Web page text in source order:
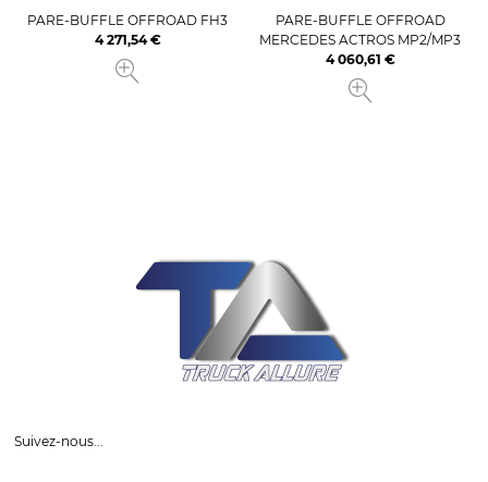
PARE-BUFFLE OFFROAD FH3
Prix
4 271,54 €
PARE-BUFFLE OFFROAD
MERCEDES ACTROS MP2/MP3
Prix
4 060,61 €
Suivez-nous...